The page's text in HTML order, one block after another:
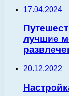
17.04.2024
лучшие
20.12.2022